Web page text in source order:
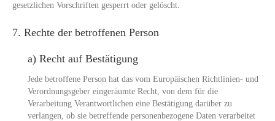
gesetzlichen Vorschriften gesperrt oder gelöscht.
7. Rechte der betroffenen Person
a) Recht auf Bestätigung
Jede betroffene Person hat das vom Europäischen Richtlinien- und
Verordnungsgeber eingeräumte Recht, von dem für die
Verarbeitung Verantwortlichen eine Bestätigung darüber zu
verlangen, ob sie betreffende personenbezogene Daten verarbeitet